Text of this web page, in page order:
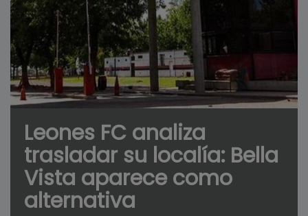
Leones FC analiza
trasladar su localía: Bella
Vista aparece como
alternativa